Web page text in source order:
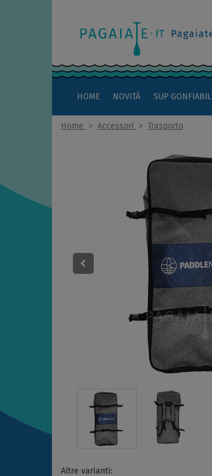
HOME NOVITÀ SUP GONFIABILI
Home > Accessori > Trasporto
Altre varianti: